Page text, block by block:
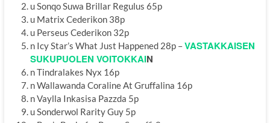
u Sonqo Suwa Brillar Regulus 65p
u Matrix Cederikon 38p
u Perseus Cederikon 32p
n Icy Star’s What Just Happened 28p –VASTAKKAISEN
SUKUPUOLEN VOITOKKAIN
n Tindralakes Nyx 16p
n Wallawanda Coraline At Gruffalina 16p
n Vaylla Inkasisa Pazzda 5p
u Sonderwol Rarity Guy 5p